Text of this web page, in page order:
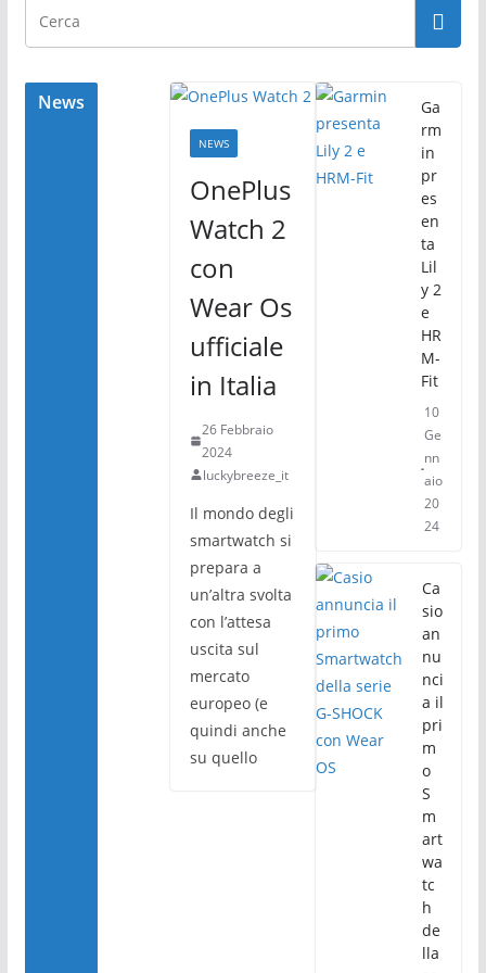
News
NEWS
OnePlus
Watch 2
con
Wear Os
ufficiale
in Italia
26 Febbraio
2024
luckybreeze_it
Il mondo degli
smartwatch si
prepara a
un’altra svolta
con l’attesa
uscita sul
mercato
europeo (e
quindi anche
su quello
Ga
rm
in
pr
es
en
ta
Lil
y 2
e
HR
M-
Fit
10
Ge
nn
aio
20
24
Ca
sio
an
nu
nci
a il
pri
m
o
S
m
art
wa
tc
h
de
lla